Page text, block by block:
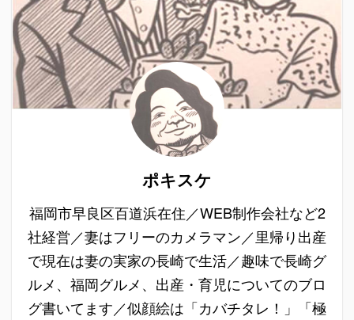
ポキスケ
福岡市早良区百道浜在住／WEB制作会社など2
社経営／妻はフリーのカメラマン／里帰り出産
で現在は妻の実家の長崎で生活／趣味で長崎グ
ルメ、福岡グルメ、出産・育児についてのブロ
グ書いてます／似顔絵は「カバチタレ！」「極